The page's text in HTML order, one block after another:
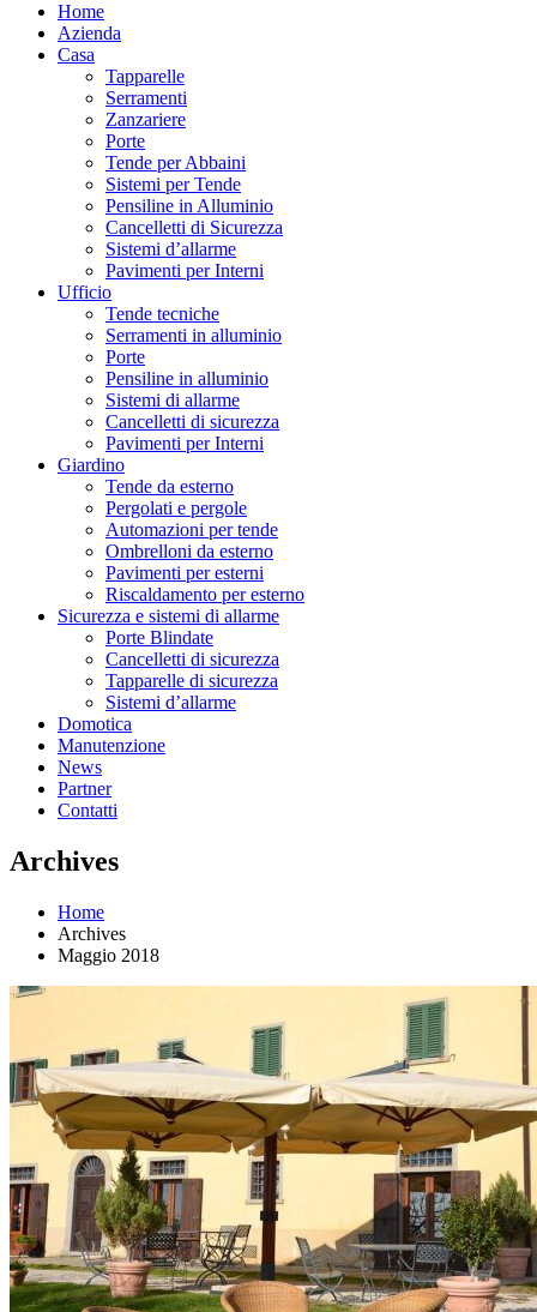
Home
Azienda
Casa
Tapparelle
Serramenti
Zanzariere
Porte
Tende per Abbaini
Sistemi per Tende
Pensiline in Alluminio
Cancelletti di Sicurezza
Sistemi d’allarme
Pavimenti per Interni
Ufficio
Tende tecniche
Serramenti in alluminio
Porte
Pensiline in alluminio
Sistemi di allarme
Cancelletti di sicurezza
Pavimenti per Interni
Giardino
Tende da esterno
Pergolati e pergole
Automazioni per tende
Ombrelloni da esterno
Pavimenti per esterni
Riscaldamento per esterno
Sicurezza e sistemi di allarme
Porte Blindate
Cancelletti di sicurezza
Tapparelle di sicurezza
Sistemi d’allarme
Domotica
Manutenzione
News
Partner
Contatti
Archives
Home
Archives
Maggio 2018